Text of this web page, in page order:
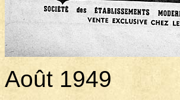
Août 1949